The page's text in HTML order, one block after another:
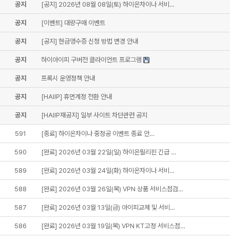
공지 [공지] 2026년 08월 08일(토) 하이온차이나 서비…
공지 [이벤트] 대량구매 이벤트
공지 [공지] 현금영수증 신청 방법 변경 안내
공지 하이아이피 구버전 클라이언트 프로그램
공지 프록시 운영정책 안내
공지 [HAIIP] 휴먼계정 전환 안내
공지 [HAIIP재공지] 일부 사이트 차단관련 공지
591 [종료] 하이온차이나 중정공 이벤트 종료 안…
590 [완료] 2026년 03월 22일(일) 하이온필리핀 긴급 …
589 [완료] 2026년 03월 24일(화) 하이온차이나 서비…
588 [완료] 2026년 03월 26일(목) VPN 상품 서비스점검…
587 [완료] 2026년 03월 13일(금) 아이피교체 및 서비…
586 [완료] 2026년 03월 19일(목) VPN KT고정 서비스점…